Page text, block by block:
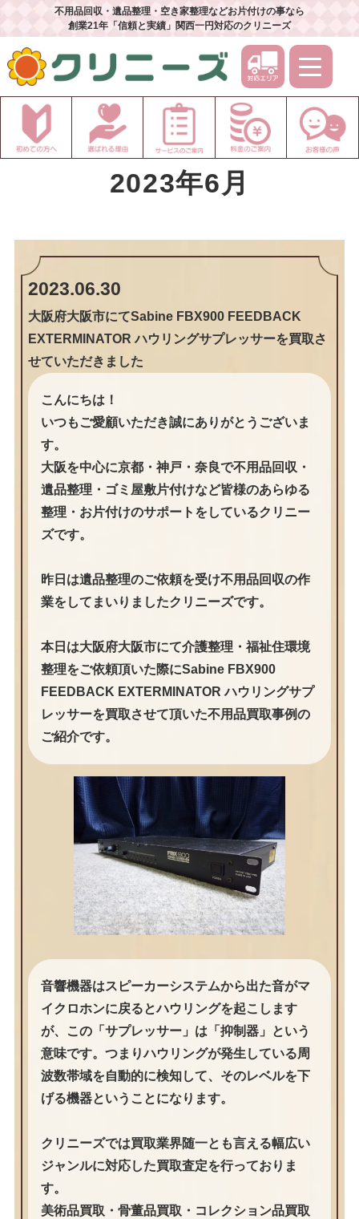
不用品回収・遺品整理・空き家整理などお片付けの事なら
創業21年「信頼と実績」関西一円対応のクリニーズ
2023年6月
2023.06.30
大阪府大阪市にてSabine FBX900 FEEDBACK
EXTERMINATOR ハウリングサプレッサーを買取さ
せていただきました
こんにちは！
いつもご愛顧いただき誠にありがとうございま
す。
大阪を中心に京都・神戸・奈良で不用品回収・
遺品整理・ゴミ屋敷片付けなど皆様のあらゆる
整理・お片付けのサポートをしているクリニー
ズです。
昨日は遺品整理のご依頼を受け不用品回収の作
業をしてまいりましたクリニーズです。
本日は大阪府大阪市にて介護整理・福祉住環境
整理をご依頼頂いた際にSabine FBX900
FEEDBACK EXTERMINATOR ハウリングサプ
レッサーを買取させて頂いた不用品買取事例の
ご紹介です。
音響機器はスピーカーシステムから出た音がマ
イクロホンに戻るとハウリングを起こします
が、この「サプレッサー」は「抑制器」という
意味です。つまりハウリングが発生している周
波数帯域を自動的に検知して、そのレベルを下
げる機器ということになります。
クリニーズでは買取業界随一とも言える幅広い
ジャンルに対応した買取査定を行っておりま
す。
美術品買取・骨董品買取・コレクション品買取